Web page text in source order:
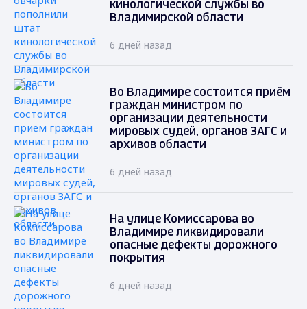
кинологической службы во
Владимирской области
6 дней назад
Во Владимире состоится приём
граждан министром по
организации деятельности
мировых судей, органов ЗАГС и
архивов области
6 дней назад
На улице Комиссарова во
Владимире ликвидировали
опасные дефекты дорожного
покрытия
6 дней назад